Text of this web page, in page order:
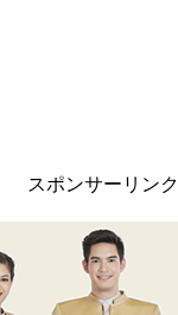
スポンサーリンク